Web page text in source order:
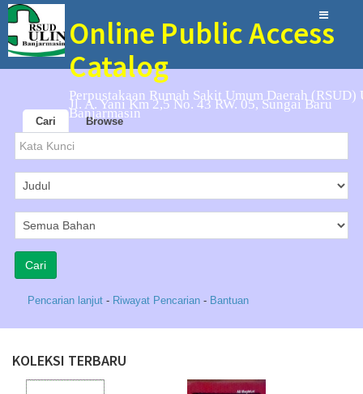
Online Public Access
Catalog
Perpustakaan Rumah Sakit Umum Daerah (RSUD)
Jl. A. Yani Km 2,5 No. 43 RW. 05, Sungai Baru
Banjarmasin
Cari Browse
Pencarian lanjut - Riwayat Pencarian - Bantuan
KOLEKSI TERBARU